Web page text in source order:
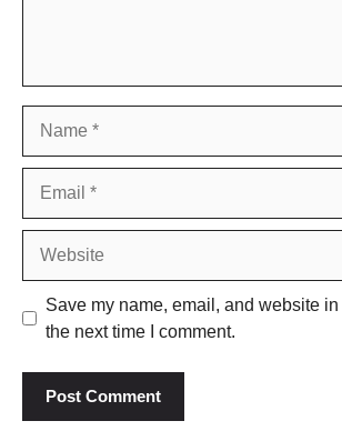
Save my name, email, and website
the next time I comment.